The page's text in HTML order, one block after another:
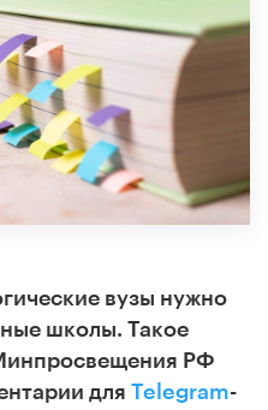
вузы нужно
школы. Такое
РФ
для Telegram-